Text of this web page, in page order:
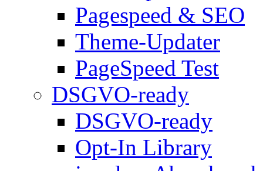
Pagespeed & SEO
Theme-Updater
PageSpeed Test
DSGVO-ready
DSGVO-ready
Opt-In Library